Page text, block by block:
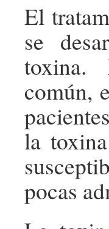
El
se
toxina.
común,
la
pocas